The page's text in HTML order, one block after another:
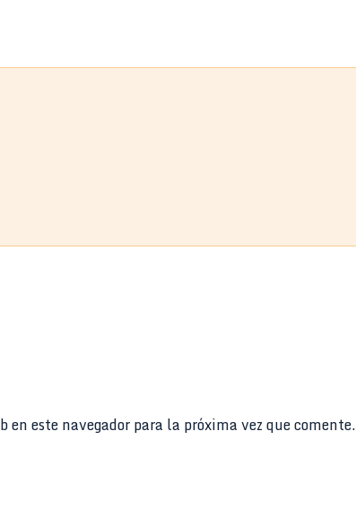
este navegador para la próxima vez que comente.